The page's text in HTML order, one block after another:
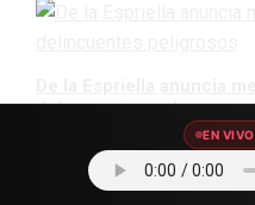
delincuentes peligrosos
7 de agosto de 2026
EN VIVO